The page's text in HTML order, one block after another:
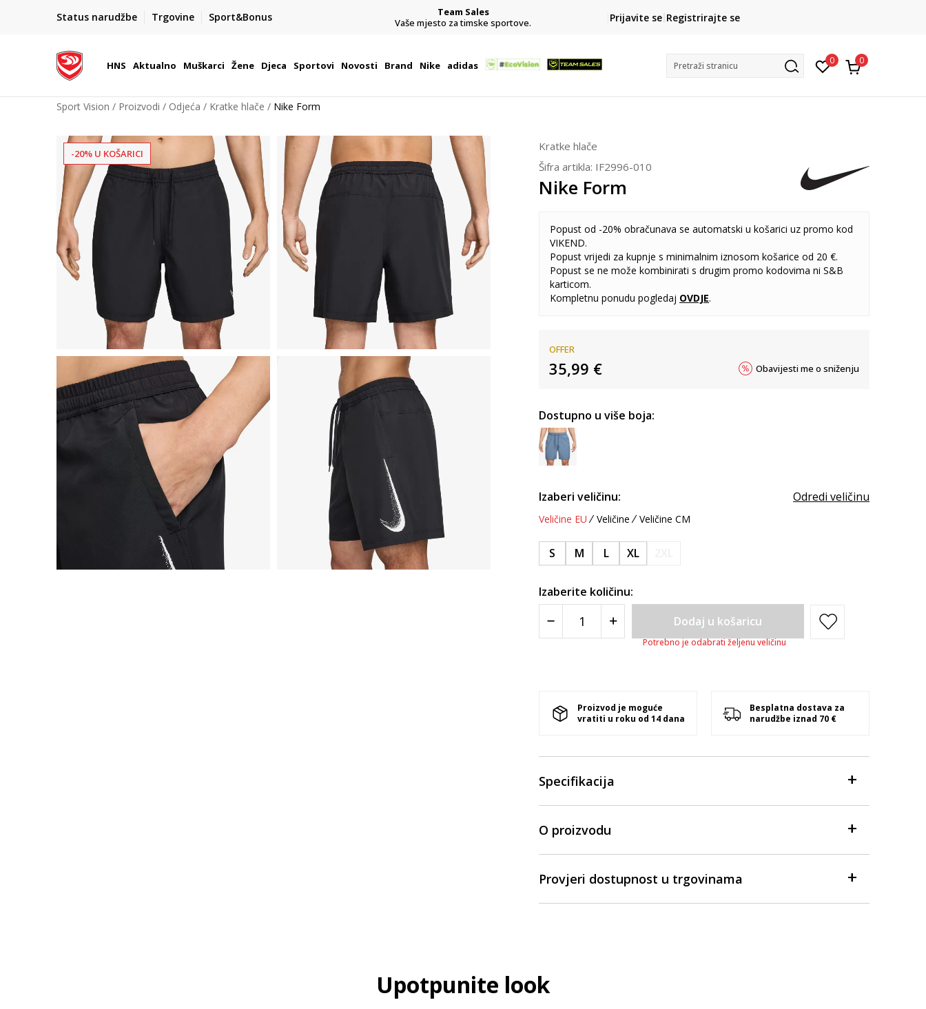
Status narudžbe Trgovine Sport&Bonus
BOX NOW
Dostava 1,50 €
| Više od 800 paketomata u Hrvatskoj
Team Sales
Vaše mjesto za timske sportove.
CLICK& COLLECT
besplatno preuzimanje u trgovini
Prijavite se Registrirajte se
HNS Aktualno Muškarci Žene Djeca Sportovi Novosti Brand Nike adidas Pretraži stranicu 0 0
Sport Vision Proizvodi Odjeća Kratke hlače Nike Form
-20% U KOŠARICI
Kratke hlače
Šifra artikla: IF2996-010
Nike Form
Popust od -20% obračunava se automatski u košarici uz promo kod
VIKEND.
Popust vrijedi za kupnje s minimalnim iznosom košarice od 20 €.
Popust se ne može kombinirati s drugim promo kodovima ni S&B
karticom.
Kompletnu ponudu pogledaj OVDJE.
OFFER
35,99 € Obavijesti me o sniženju
Dostupno u više boja:
Izaberi veličinu: Odredi veličinu
Veličine EU Veličine Veličine CM
S M L XL
Izaberite količinu:
Dodaj u košaricu
Potrebno je odabrati željenu veličinu
Proizvod je moguće
vratiti u roku od 14 dana
Besplatna dostava za
narudžbe iznad 70 €
Specifikacija
O proizvodu
Provjeri dostupnost u trgovinama
Upotpunite look